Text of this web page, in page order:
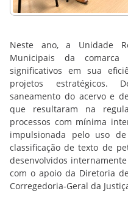
Neste ano, a Unidade
Municipais da
significativos em sua
projetos estratégicos.
saneamento do acervo e
que resultaram na
processos com mínima
impulsionada pelo uso
classificação de texto de
desenvolvidos
com o apoio da Diretoria
Corregedoria-Geral da